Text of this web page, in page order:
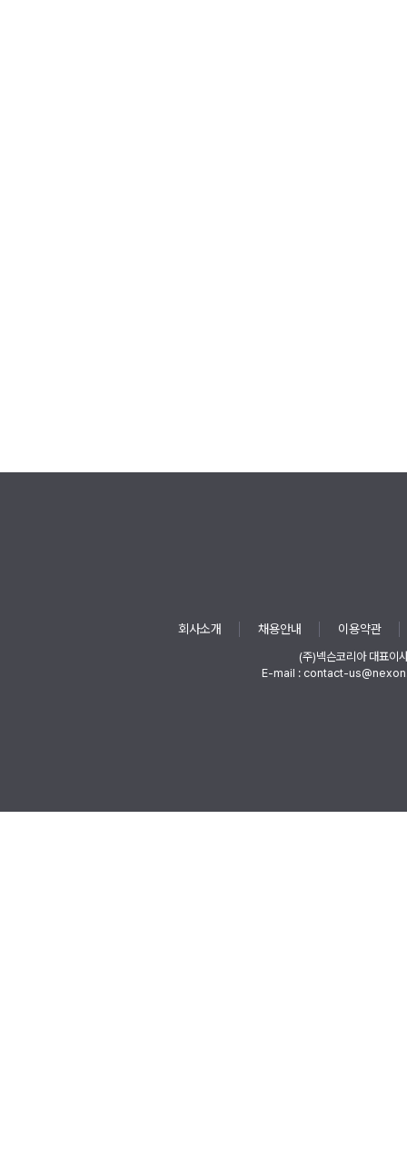
회사소개 채용안내 이용약관
(주)넥슨코리아 대표이
E-mail : contact-